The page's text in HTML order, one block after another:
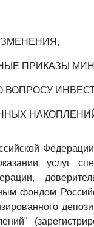
ПРИКАЗЫ
услуг
фондом